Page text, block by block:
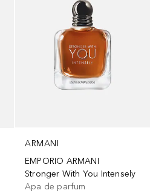
ARMANI
EMPORIO ARMANI
Stronger With You Intensely
Apa de parfum